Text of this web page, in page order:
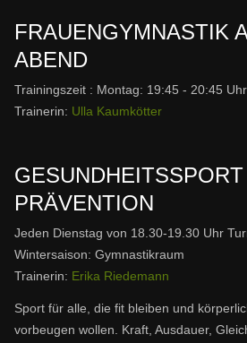
FRAUENGYMNASTIK
ABEND
Trainingszeit : Montag: 19:45 - 20:45 Uhr
Trainerin: Ulla Kaumkötter
PRÄVENTION
Jeden Dienstag von 18.30-19.30 Uhr
Wintersaison: Gymnastikraum
Trainerin: Erika Riedemann
Sport für alle, die fit bleiben und
vorbeugen wollen. Kraft, Ausdauer,